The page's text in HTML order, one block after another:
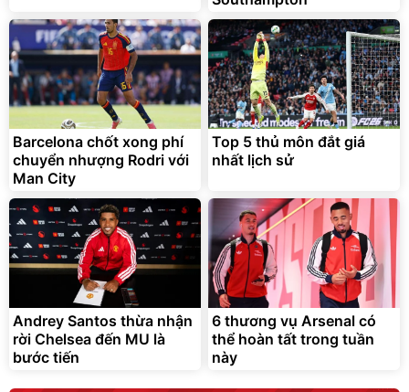
Barcelona chốt xong phí
chuyển nhượng Rodri với
Man City
Top 5 thủ môn đắt giá
nhất lịch sử
Andrey Santos thừa nhận
rời Chelsea đến MU là
bước tiến
6 thương vụ Arsenal có
thể hoàn tất trong tuần
này